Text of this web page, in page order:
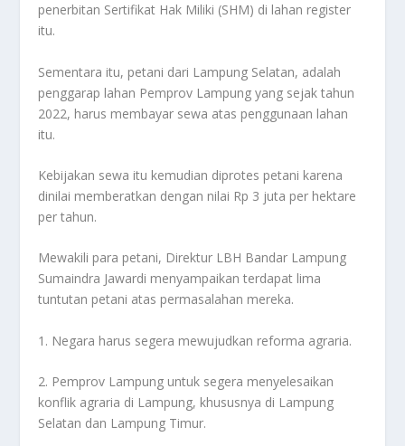
penerbitan Sertifikat Hak Miliki (SHM) di lahan register
itu.
Sementara itu, petani dari Lampung Selatan, adalah
penggarap lahan Pemprov Lampung yang sejak tahun
2022, harus membayar sewa atas penggunaan lahan
itu.
Kebijakan sewa itu kemudian diprotes petani karena
dinilai memberatkan dengan nilai Rp 3 juta per hektare
per tahun.
Mewakili para petani, Direktur LBH Bandar Lampung
Sumaindra Jawardi menyampaikan terdapat lima
tuntutan petani atas permasalahan mereka.
1. Negara harus segera mewujudkan reforma agraria.
2. Pemprov Lampung untuk segera menyelesaikan
konflik agraria di Lampung, khususnya di Lampung
Selatan dan Lampung Timur.